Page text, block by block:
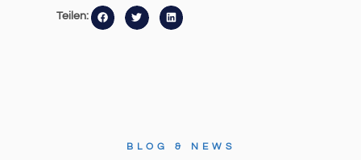
Teilen:
BLOG & NEWS